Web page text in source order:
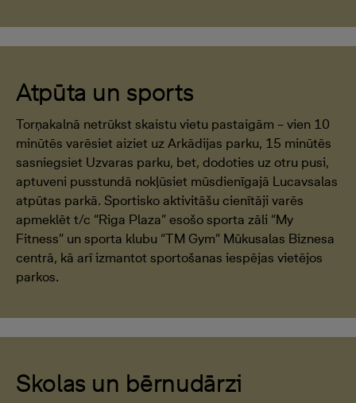
Atpūta un sports
Torņakalnā netrūkst skaistu vietu pastaigām – vien 10
minūtēs varēsiet aiziet uz Arkādijas parku, 15 minūtēs
sasniegsiet Uzvaras parku, bet, dodoties uz otru pusi,
aptuveni pusstundā nokļūsiet mūsdienīgajā Lucavsalas
atpūtas parkā. Sportisko aktivitāšu cienītāji varēs
apmeklēt t/c “Riga Plaza” esošo sporta zāli “My
Fitness” un sporta klubu “TM Gym” Mūkusalas Biznesa
centrā, kā arī izmantot sportošanas iespējas vietējos
parkos.
Skolas un bērnudārzi